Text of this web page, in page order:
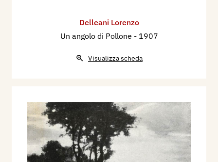
Delleani Lorenzo
Un angolo di Pollone - 1907
Visualizza scheda